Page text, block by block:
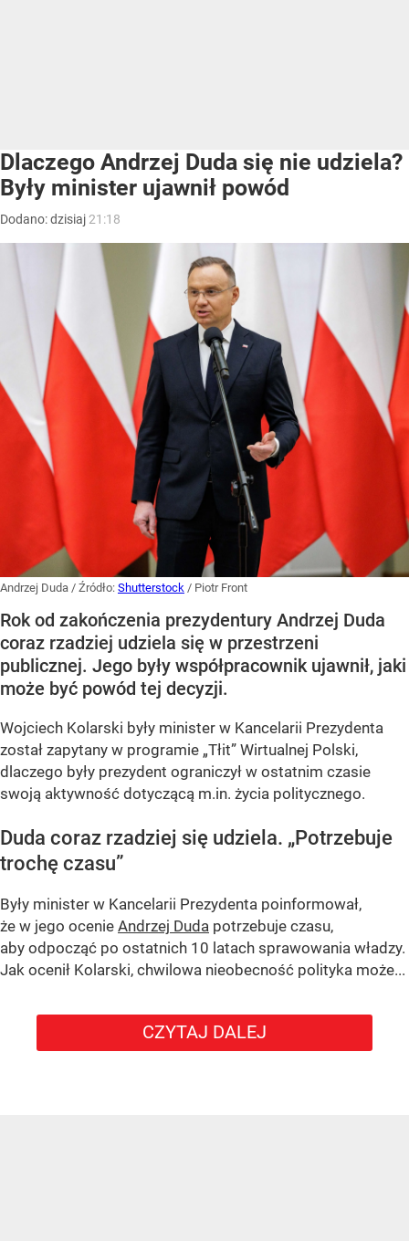
Dlaczego Andrzej Duda się nie udziela?
Były minister ujawnił powód
Dodano:dzisiaj 21:18
Andrzej Duda / Źródło: Shutterstock / Piotr Front
Rok od zakończenia prezydentury Andrzej Duda
coraz rzadziej udziela się w przestrzeni
publicznej. Jego były współpracownik ujawnił, jaki
może być powód tej decyzji.
Wojciech Kolarski były minister w Kancelarii Prezydenta
został zapytany w programie „Tłit” Wirtualnej Polski,
dlaczego były prezydent ograniczył w ostatnim czasie
swoją aktywność dotyczącą m.in. życia politycznego.
Duda coraz rzadziej się udziela. „Potrzebuje
trochę czasu”
Były minister w Kancelarii Prezydenta poinformował,
że w jego ocenie Andrzej Duda potrzebuje czasu,
aby odpocząć po ostatnich 10 latach sprawowania władzy.
Jak ocenił Kolarski, chwilowa nieobecność polityka może...
CZYTAJ DALEJ